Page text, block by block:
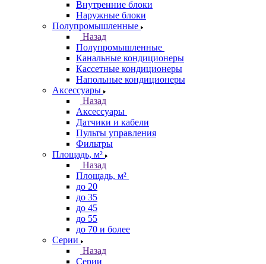
Внутренние блоки
Наружные блоки
Полупромышленные
Назад
Полупромышленные
Канальные кондиционеры
Кассетные кондиционеры
Напольные кондиционеры
Аксессуары
Назад
Аксессуары
Датчики и кабели
Пульты управления
Фильтры
Площадь, м²
Назад
Площадь, м²
до 20
до 35
до 45
до 55
до 70 и более
Серии
Назад
Серии